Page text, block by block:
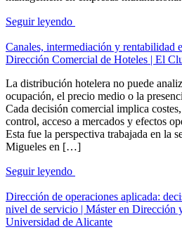
Seguir leyendo
Canales, intermediación y rentabilidad
Dirección Comercial de Hoteles | El
La distribución hotelera no puede
ocupación, el precio medio o la
Cada decisión comercial implica
control, acceso a mercados y efectos
Esta fue la perspectiva trabajada en la
Migueles en […]
Seguir leyendo
Dirección de operaciones aplicada:
nivel de servicio | Máster en Dirección
Universidad de Alicante